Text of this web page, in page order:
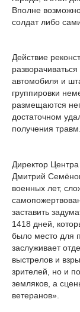
Вполне
солдат либо
Действие
автомобиля и
группировки
размещаются
достаточном
получения
Директор
Дмитрий
военных лет,
заставить
1418 дней,
было место для
заслуживает
выстрелов и
зрителей, но и
земляков, а
ветеранов».